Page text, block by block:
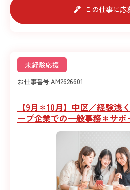
この仕事に応
未経験応援
お仕事番号:AM2626601
【9月＊10月】中区／経験浅
ープ企業での一般事務＊サ